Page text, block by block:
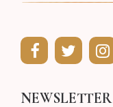
NEWSLETTER